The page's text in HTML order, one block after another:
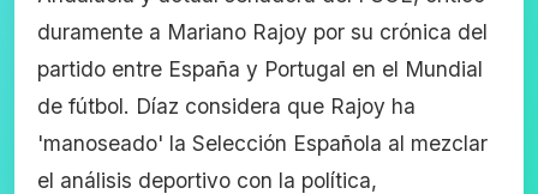
duramente a Mariano Rajoy por su crónica del
partido entre España y Portugal en el Mundial
de fútbol. Díaz considera que Rajoy ha
'manoseado' la Selección Española al mezclar
el análisis deportivo con la política,